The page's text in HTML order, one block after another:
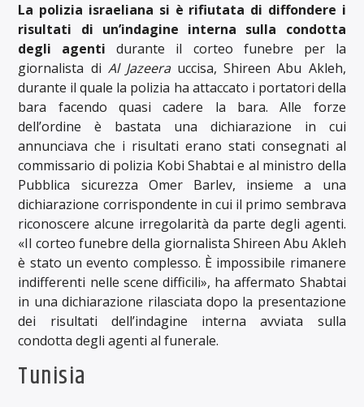
La polizia israeliana si è rifiutata di diffondere i
risultati di un’indagine interna sulla condotta
degli agenti durante il corteo funebre per la
giornalista di Al Jazeerauccisa, Shireen Abu Akleh,
durante il quale la polizia ha attaccato i portatori della
bara facendo quasi cadere la bara. Alle forze
dell’ordine è bastata una dichiarazione in cui
annunciava che i risultati erano stati consegnati al
commissario di polizia Kobi Shabtai e al ministro della
Pubblica sicurezza Omer Barlev, insieme a una
dichiarazione corrispondente in cui il primo sembrava
riconoscere alcune irregolarità da parte degli agenti.
«Il corteo funebre della giornalista Shireen Abu Akleh
è stato un evento complesso. È impossibile rimanere
indifferenti nelle scene difficili», ha affermato Shabtai
in una dichiarazione rilasciata dopo la presentazione
dei risultati dell’indagine interna avviata sulla
condotta degli agenti al funerale.
Tunisia